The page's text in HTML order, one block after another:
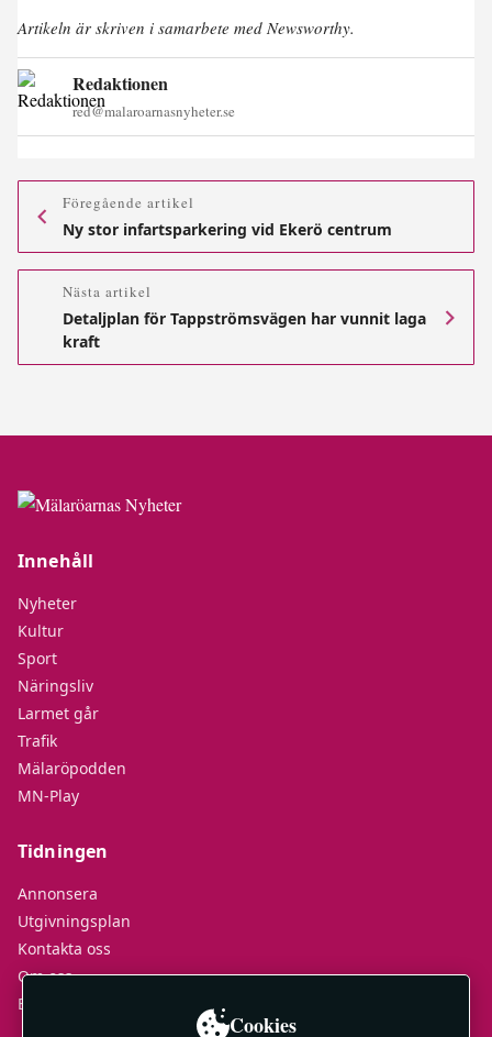
Artikeln är skriven i samarbete med Newsworthy.
Redaktionen
red@malaroarnasnyheter.se
Föregående artikel
Ny stor infartsparkering vid Ekerö centrum
Nästa artikel
Detaljplan för Tappströmsvägen har vunnit laga
kraft
Innehåll
Nyheter
Kultur
Sport
Näringsliv
Larmet går
Trafik
Mälaröpodden
MN-Play
Tidningen
Annonsera
Utgivningsplan
Kontakta oss
Om oss
E-tidningar
Cookies